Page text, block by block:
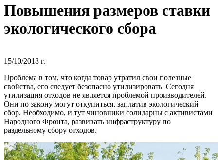
Повышения размеров ставки
экологического сбора
15/10/2018 г.
Проблема в том, что когда товар утратил свои полезные
свойства, его следует безопасно утилизировать. Сегодня
утилизация отходов не является проблемой производителей.
Они по закону могут откупиться, заплатив экологический
сбор. Необходимо, и тут чиновники солидарны с активистами
Народного Фронта, развивать инфраструктуру по
раздельному сбору отходов.